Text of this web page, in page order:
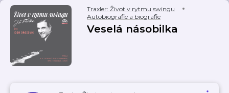
Traxler: Život v rytmu swingu
Autobiografie a biografie
Veselá násobilka